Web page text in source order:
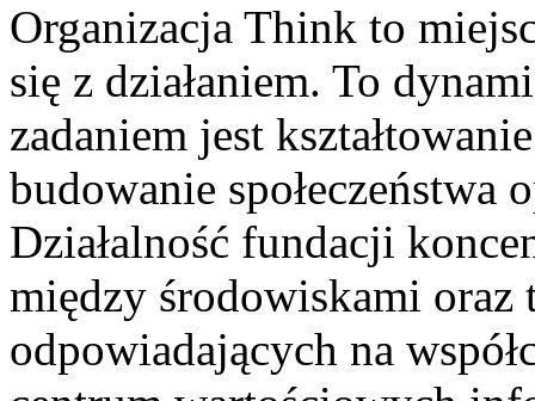
Organizacja Think to
się z działaniem. To
zadaniem jest
budowanie społeczeństwa
Działalność fundacji
między środowiskami
odpowiadających na